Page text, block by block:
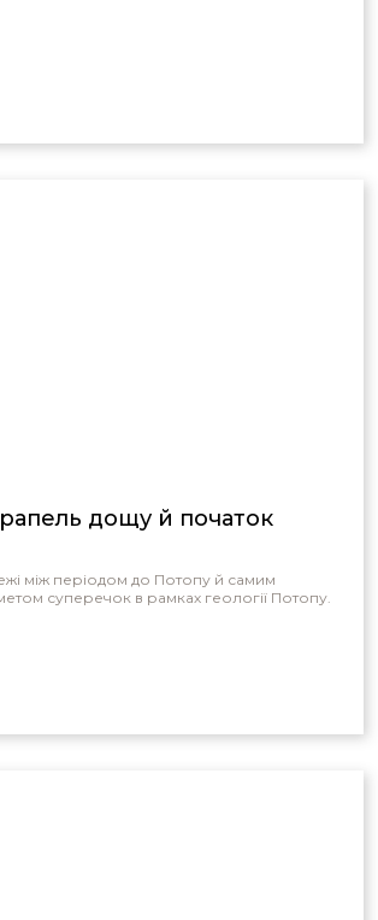
дощу й початок
між періодом до Потопу й самим
суперечок в рамках геології Потопу.